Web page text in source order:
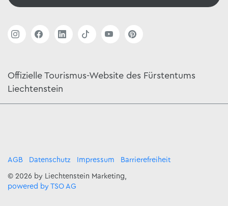
Offizielle Tourismus-Website des Fürstentums
Liechtenstein
AGB Datenschutz Impressum Barrierefreiheit
© 2026 by Liechtenstein Marketing,
powered by TSO AG